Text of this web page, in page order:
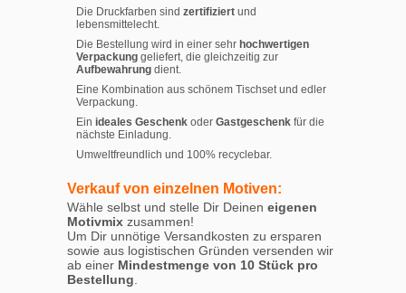
Die Druckfarben sind zertifiziert und
lebensmittelecht.
Die Bestellung wird in einer sehr hochwertigen
Verpackung geliefert, die gleichzeitig zur
Aufbewahrung dient.
Eine Kombination aus schönem Tischset und edler
Verpackung.
Ein ideales Geschenk oder Gastgeschenk für die
nächste Einladung.
Umweltfreundlich und 100% recyclebar.
Verkauf von einzelnen Motiven:
Wähle selbst und stelle Dir Deinen eigenen
Motivmix zusammen!
Um Dir unnötige Versandkosten zu ersparen
sowie aus logistischen Gründen versenden wir
ab einer Mindestmenge von 10 Stück pro
Bestellung.